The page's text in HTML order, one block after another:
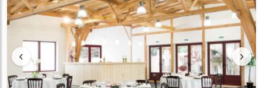
‹ ›